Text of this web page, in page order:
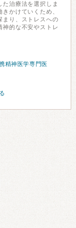
治療法を選択しま
かけていくため、
り、ストレスへの
的な不安やストレ
精神医学専門医